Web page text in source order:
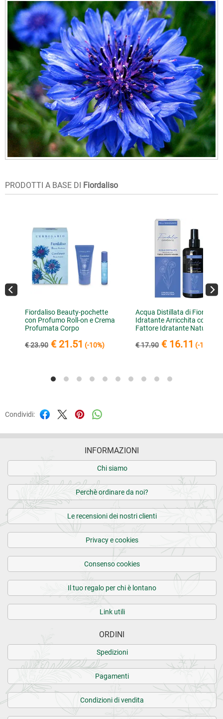
PRODOTTI A BASE DI Fiordaliso
Fiordaliso Beauty-pochette
con Profumo Roll-on e Crema
Profumata Corpo
€ 23.90 € 21.51 (-10%)
Acqua Distillata di Fiordaliso
Idratante Arricchita con
Fattore Idratante Naturale
€ 17.90 € 16.11 (-10%)
Condividi:
INFORMAZIONI
Chi siamo
Perchè ordinare da noi?
Le recensioni dei nostri clienti
Privacy e cookies
Consenso cookies
Il tuo regalo per chi è lontano
Link utili
ORDINI
Spedizioni
Pagamenti
Condizioni di vendita